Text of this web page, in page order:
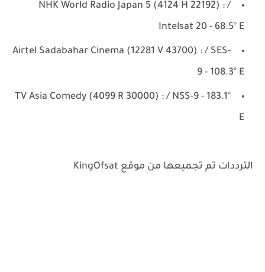
NHK World Radio Japan 5 (4124 H 22192) : /
Intelsat 20 - 68.5° E
Airtel Sadabahar Cinema (12281 V 43700) : / SES-
9 - 108.3° E
TV Asia Comedy (4099 R 30000) : / NSS-9 - 183.1°
E
الترددات تم تجميعها من موقع KingOfsat